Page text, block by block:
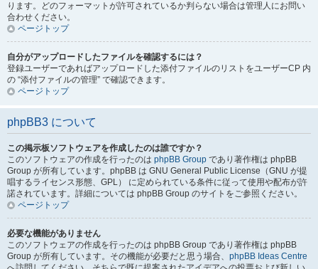
ります。どのフォーマットが許可されているか判らない場合は管理人にお問い
合わせください。
ページトップ
自分がアップロードしたファイルを確認するには？
登録ユーザーであればアップロードした添付ファイルのリストをユーザーCP 内
の “添付ファイルの管理” で確認できます。
ページトップ
phpBB3 について
この掲示板ソフトウェアを作成したのは誰ですか？
このソフトウェアの作成を行ったのは phpBB Group であり著作権は phpBB
Group が所有しています。phpBB は GNU General Public License（GNU が提
唱するライセンス形態、GPL） に定められている条件に従って使用や配布が許
諾されています。詳細については phpBB Group のサイトをご参照ください。
ページトップ
必要な機能がありません
このソフトウェアの作成を行ったのは phpBB Group であり著作権は phpBB
Group が所有しています。その機能が必要だと思う場合、 phpBB Ideas Centre